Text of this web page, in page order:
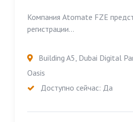
Компания Atomate FZE
регистрации...
Building A5, Dubai Digital
Oasis
Доступно сейчас: Да